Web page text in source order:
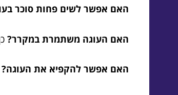
האם אפשר לשים פחות סוכר
האם העוגה משתמרת במקרר?
האם אפשר להקפיא את העוגה?